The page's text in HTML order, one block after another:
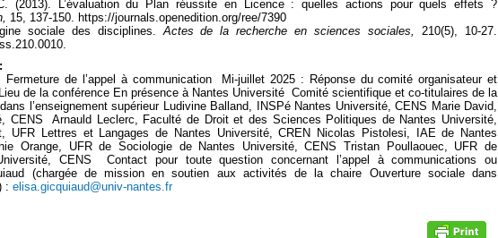
(2013). L’évaluation du Plan réussite en Licence : quelles actions pour quels effets ?
15, 137-150. https://journals.openedition.org/ree/7390
sociale des disciplines.Actes de la recherche en sciences sociales,
210(5), 10-27.
Fermeture de l’appel à communication Mi-juillet 2025 : Réponse du comité organisateur et
de la conférence En présence à Nantes Université Comité scientifique et co-titulaires de la
l’enseignement supérieur Ludivine Balland, INSPé Nantes Université, CENS Marie David,
CENS Arnauld Leclerc, Faculté de Droit et des Sciences Politiques de Nantes Université,
UFR Lettres et Langages de Nantes Université, CREN Nicolas Pistolesi, IAE de Nantes
Orange, UFR de Sociologie de Nantes Université, CENS Tristan Poullaouec, UFR de
CENS Contact pour toute question concernant l’appel à communications ou
(chargée de mission en soutien aux activités de la chaire Ouverture sociale dans
: elisa.gicquiaud@univ-nantes.fr